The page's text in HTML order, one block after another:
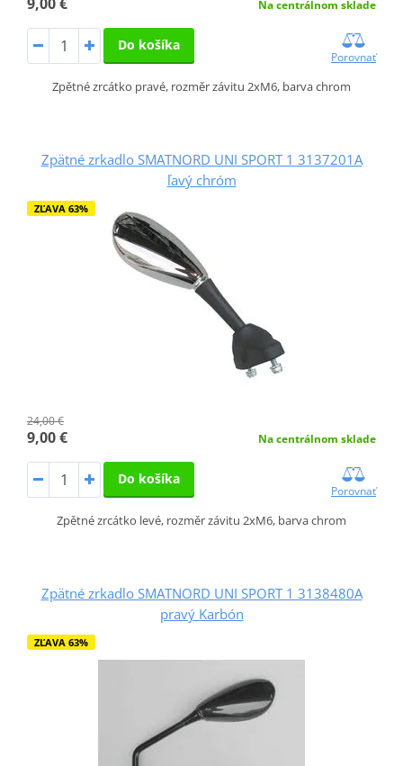
Na centrálnom sklade
Do košíka
Porovnať
Zpětné zrcátko pravé, rozměr závitu 2xM6, barva chrom
Zpätné zrkadlo SMATNORD UNI SPORT 1 3137201A
ľavý chróm
ZĽAVA 63%
24,00 €
9,00 € Na centrálnom sklade
Do košíka
Porovnať
Zpětné zrcátko levé, rozměr závitu 2xM6, barva chrom
Zpätné zrkadlo SMATNORD UNI SPORT 1 3138480A
pravý Karbón
ZĽAVA 63%